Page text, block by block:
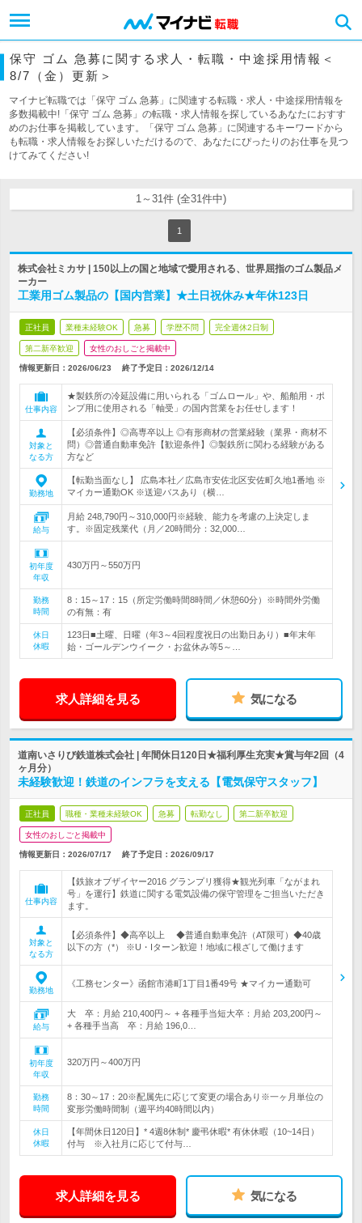
保守 ゴム 急募に関する求人・転職・中途採用情報＜
8/7（金）更新＞
マイナビ転職では「保守 ゴム 急募」に関連する転職・求人・中途採用情報を
多数掲載中!「保守 ゴム 急募」の転職・求人情報を探しているあなたにおすす
めのお仕事を掲載しています。「保守 ゴム 急募」に関連するキーワードから
も転職・求人情報をお探しいただけるので、あなたにぴったりのお仕事を見つ
けてみてください!
1～31件 (全31件中)
1
株式会社ミカサ | 150以上の国と地域で愛用される、世界屈指のゴム製品メ
ーカー
工業用ゴム製品の【国内営業】★土日祝休み★年休123日
正社員 業種未経験OK 急募 学歴不問 完全週休2日制
第二新卒歓迎 女性のおしごと掲載中
情報更新日：2026/06/23 終了予定日： 2026/12/14
仕事内容
★製鉄所の冷延設備に用いられる「ゴムロール」や、船舶用・ポ
ンプ用に使用される「軸受」の国内営業をお任せします！
対象と
なる方
【必須条件】◎高専卒以上 ◎有形商材の営業経験（業界・商材不
問）◎普通自動車免許【歓迎条件】◎製鉄所に関わる経験がある
方など
勤務地
【転勤当面なし】 広島本社／広島市安佐北区安佐町久地1番地 ※
マイカー通勤OK ※送迎バスあり（横…
給与
月給 248,790円～310,000円※経験、能力を考慮の上決定しま
す。※固定残業代（月／20時間分：32,000…
初年度
年収
430万円～550万円
勤務
時間
8：15～17：15（所定労働時間8時間／休憩60分）※時間外労働
の有無：有
休日
休暇
123日■土曜、日曜（年3～4回程度祝日の出勤日あり）■年末年
始・ゴールデンウイーク・お盆休み等5～…
求人詳細を見る 気になる
道南いさりび鉄道株式会社 | 年間休日120日★福利厚生充実★賞与年2回（4
ヶ月分）
未経験歓迎！鉄道のインフラを支える【電気保守スタッフ】
正社員 職種・業種未経験OK 急募 転勤なし 第二新卒歓迎
女性のおしごと掲載中
情報更新日：2026/07/17 終了予定日： 2026/09/17
仕事内容
【鉄旅オブザイヤー2016 グランプリ獲得★観光列車「ながまれ
号」を運行】鉄道に関する電気設備の保守管理をご担当いただき
ます。
対象と
なる方
【必須条件】◆高卒以上 ◆普通自動車免許（AT限可）◆40歳
以下の方（*） ※U・Iターン歓迎！地域に根ざして働けます
勤務地
《工務センター》函館市港町1丁目1番49号 ★マイカー通勤可
給与
大 卒：月給 210,400円～ + 各種手当短大卒：月給 203,200円～
+ 各種手当高 卒：月給 196,0…
初年度
年収
320万円～400万円
勤務
時間
8：30～17：20※配属先に応じて変更の場合あり※一ヶ月単位の
変形労働時間制（週平均40時間以内）
休日
休暇
【年間休日120日】* 4週8休制* 慶弔休暇* 有休休暇（10~14日）
付与 ※入社月に応じて付与…
求人詳細を見る 気になる